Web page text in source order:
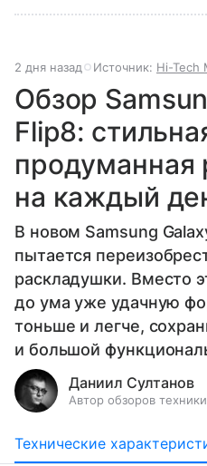
2 дня назад Источник: Hi-Tech
Обзор
Flip8:
продуманная
на каждый
В новом Samsung
пытается
раскладушки. Вместо
до ума уже удачную
тоньше и легче,
и большой
Даниил Султанов
Автор обзоров техники
Технические